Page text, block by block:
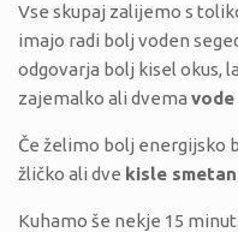
Vse skupaj zalijemo s
imajo radi bolj voden
odgovarja bolj kisel okus,
zajemalko ali dvema
Če želimo bolj energijsko
žličko ali dve kisle
Kuhamo še nekje 15